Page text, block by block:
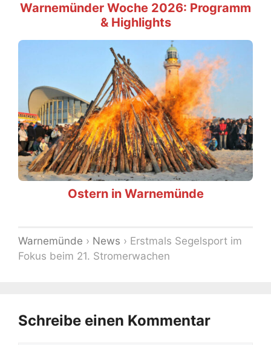
Warnemünder Woche 2026: Programm
& Highlights
Ostern in Warnemünde
Warnemünde › News › Erstmals Segelsport im
Fokus beim 21. Stromerwachen
Schreibe einen Kommentar